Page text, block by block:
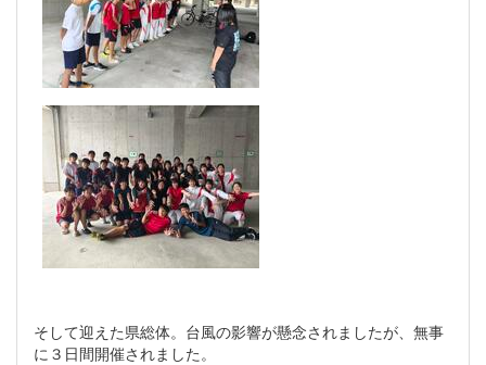
そして迎えた県総体。台風の影響が懸念されましたが、無事
に３日間開催されました。